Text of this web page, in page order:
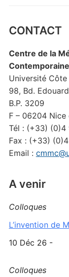
CONTACT
Centre de la
Contemporaine
Université Côte
98, Bd.
B.P. 3209
F – 06204 Nice
Tél : (+33) (0)4
Fax : (+33)
Email :
A venir
Colloques
L’invention de
10 Déc 26 -
Colloques